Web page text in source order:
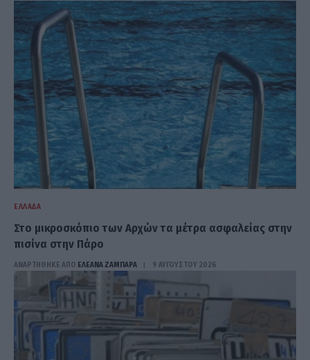
ΕΛΛΆΔΑ
Στο μικροσκόπιο των Αρχών τα μέτρα ασφαλείας στην
πισίνα στην Πάρο
ΑΝΑΡΤΗΘΗΚΕ ΑΠΟ ΕΛΕΑΝΑ ΖΑΜΠΑΡΑ 9 ΑΥΓΟΎΣΤΟΥ 2026